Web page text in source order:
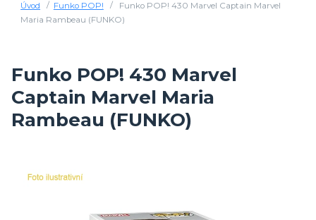
Úvod Funko POP!
Funko POP! 430 Marvel Captain Marvel
Maria Rambeau (FUNKO)
Funko POP! 430 Marvel
Captain Marvel Maria
Rambeau (FUNKO)